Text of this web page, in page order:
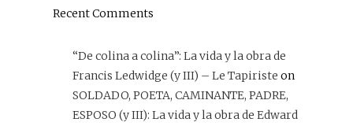
Recent Comments
“De colina a colina”: La vida y la obra de
Francis Ledwidge (y III) – Le Tapiriste on
SOLDADO, POETA, CAMINANTE, PADRE,
ESPOSO (y III): La vida y la obra de Edward